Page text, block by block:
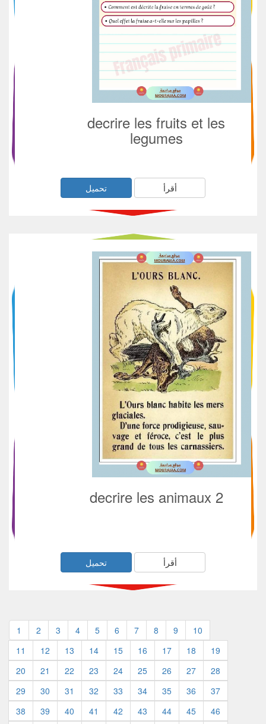
decrire les fruits et les
legumes
أقرأ تحميل
decrire les animaux 2
أقرأ تحميل
1 2 3 4 5 6 7 8 9
10
11
12 13 14 15 16 17 18
19
20
21 22 23 24 25 26 27
28
29
30 31 32 33 34 35 36
37
38
39 40 41 42 43 44 45
46